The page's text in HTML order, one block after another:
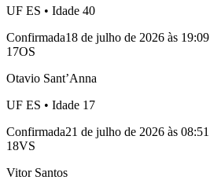
UF ES • Idade 40
Confirmada18 de julho de 2026 às 19:09
17OS
Otavio Sant’Anna
UF ES • Idade 17
Confirmada21 de julho de 2026 às 08:51
18VS
Vitor Santos